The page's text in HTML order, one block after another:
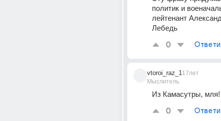
политик и
лейтенант
Лебедь
0
vtoroi_raz_1
Мыслитель
17лет
Из Камасутры, мля!
0